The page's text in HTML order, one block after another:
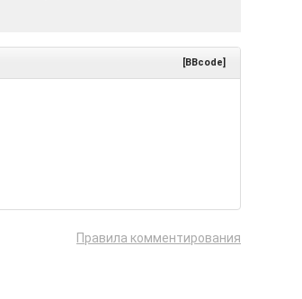
[BBcode]
Правила комментирования